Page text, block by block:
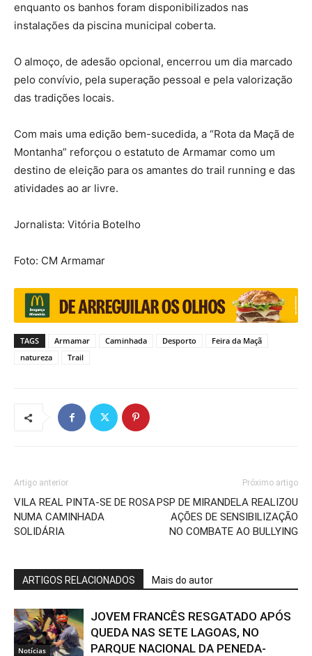
enquanto os banhos foram disponibilizados nas
instalações da piscina municipal coberta.
O almoço, de adesão opcional, encerrou um dia marcado
pelo convívio, pela superação pessoal e pela valorização
das tradições locais.
Com mais uma edição bem-sucedida, a “Rota da Maçã de
Montanha” reforçou o estatuto de Armamar como um
destino de eleição para os amantes do trail running e das
atividades ao ar livre.
Jornalista: Vitória Botelho
Foto: CM Armamar
TAGS Armamar Caminhada Desporto
Feira da Maçã
natureza
Trail
Artigo anterior
VILA REAL PINTA-SE DE ROSA
NUMA CAMINHADA
SOLIDÁRIA
Próximo artigo
PSP DE MIRANDELA REALIZOU
AÇÕES DE SENSIBILIZAÇÃO
NO COMBATE AO BULLYING
ARTIGOS RELACIONADOS Mais do autor
Notícias
JOVEM FRANCÊS RESGATADO APÓS
QUEDA NAS SETE LAGOAS, NO
PARQUE NACIONAL DA PENEDA-